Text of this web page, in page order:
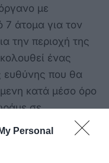
Personal
με
7 άτομα για τον
την περιοχή της
ένας
ευθύνης που θα
κατά μέσο όρο
σε
της διεξαγωγής